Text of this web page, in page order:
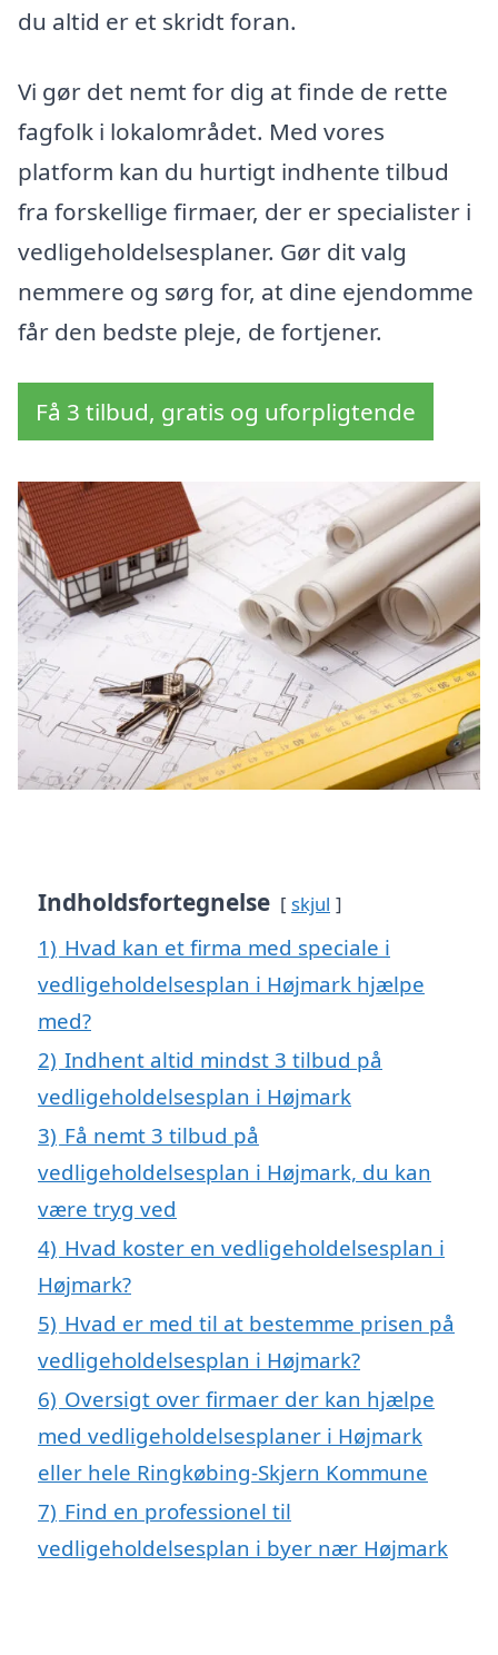
du altid er et skridt foran.
Vi gør det nemt for dig at finde de rette
fagfolk i lokalområdet. Med vores
platform kan du hurtigt indhente tilbud
fra forskellige firmaer, der er specialister i
vedligeholdelsesplaner. Gør dit valg
nemmere og sørg for, at dine ejendomme
får den bedste pleje, de fortjener.
Få 3 tilbud, gratis og uforpligtende
Indholdsfortegnelse skjul
1) Hvad kan et firma med speciale i
vedligeholdelsesplan i Højmark hjælpe
med?
2) Indhent altid mindst 3 tilbud på
vedligeholdelsesplan i Højmark
3) Få nemt 3 tilbud på
vedligeholdelsesplan i Højmark, du kan
være tryg ved
4) Hvad koster en vedligeholdelsesplan i
Højmark?
5) Hvad er med til at bestemme prisen på
vedligeholdelsesplan i Højmark?
6) Oversigt over firmaer der kan hjælpe
med vedligeholdelsesplaner i Højmark
eller hele Ringkøbing-Skjern Kommune
7) Find en professionel til
vedligeholdelsesplan i byer nær Højmark